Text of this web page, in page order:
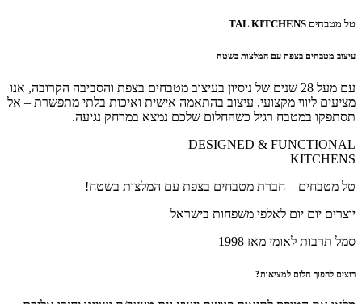
טל מטבחים TAL KITCHENS
עיצוב מטבחים בצפת עם המלצות בשטח
עם מעל 28 שנים של ניסיון בעיצוב מטבחים בצפת והסביבה הקרובה, אנו
מציעים ליווי מקצועי, עיצוב בהתאמה אישית ואיכות בלתי מתפשרת – אל
תסתפקו במטבח רגיל כשהחלום שלכם נמצא במרחק נגיעה.
DESIGNED & FUNCTIONAL
KITCHENS
טל מטבחים – חברת מטבחים בצפת עם המלצות בשטח!
יוצרים יום יום לאלפי משפחות בישראל
סמל תרבות לאומי מאז 1998
רוצים להפוך חלום למציאות?